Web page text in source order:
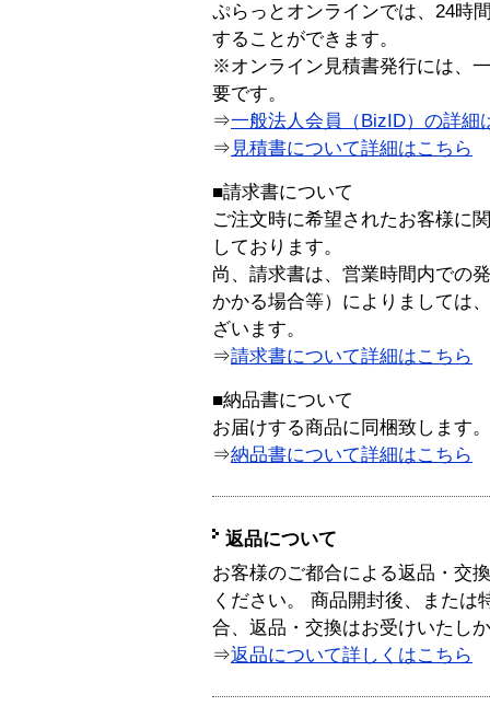
ぷらっとオンラインでは、24時
することができます。
※オンライン見積書発行には、
要です。
⇒一般法人会員（BizID）の詳細
⇒ 見積書について詳細はこちら
■請求書について
ご注文時に希望されたお客様に
しております。
尚、請求書は、営業時間内での
かかる場合等）によりましては
ざいます。
⇒請求書について詳細はこちら
■納品書について
お届けする商品に同梱致します。
⇒納品書について詳細はこちら
返品について
お客様のご都合による返品・交
ください。 商品開封後、または
合、返品・交換はお受けいたし
⇒返品について詳しくはこちら